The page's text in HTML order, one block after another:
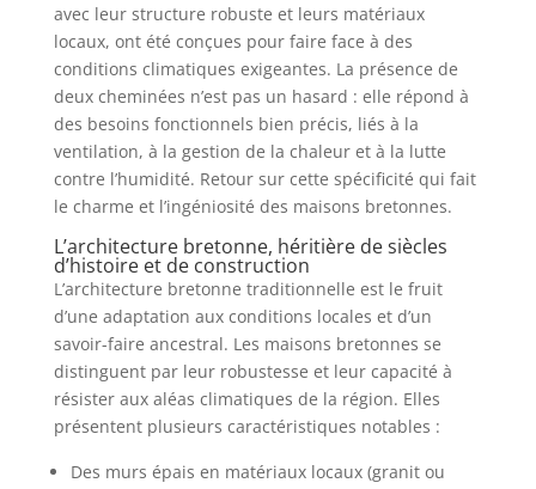
avec leur structure robuste et leurs matériaux
locaux, ont été conçues pour faire face à des
conditions climatiques exigeantes. La présence de
deux cheminées n’est pas un hasard : elle répond à
des besoins fonctionnels bien précis, liés à la
ventilation, à la gestion de la chaleur et à la lutte
contre l’humidité. Retour sur cette spécificité qui fait
le charme et l’ingéniosité des maisons bretonnes.
L’architecture bretonne, héritière de siècles
d’histoire et de construction
L’architecture bretonne traditionnelle est le fruit
d’une adaptation aux conditions locales et d’un
savoir-faire ancestral. Les maisons bretonnes se
distinguent par leur robustesse et leur capacité à
résister aux aléas climatiques de la région. Elles
présentent plusieurs caractéristiques notables :
Des murs épais en matériaux locaux (granit ou